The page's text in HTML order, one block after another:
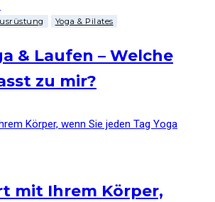
Yoga & Pilates
& Laufen – Welche
zu mir?
mit Ihrem Körper,